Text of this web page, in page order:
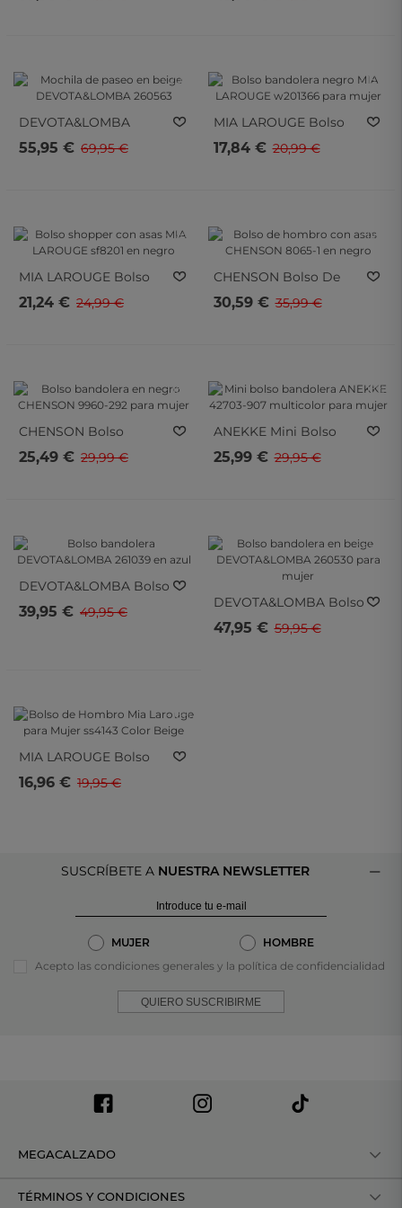
Cremallera
DEVOTA&LOMBA
- 20%
DEVOTA&LOMBA
Mochila De Paseo En
Beige DEVOTA&LOMBA
55,95 € 69,95 €
- 15%
MIA LAROUGE Bolso
Bandolera Negro MIA
LAROUGE W201366
17,84 € 20,99 €
- 15%
MIA LAROUGE Bolso
Shopper Con Asas MIA
LAROUGE Sf8201 En
21,24 € 24,99 €
- 15%
CHENSON Bolso De
Hombro Con Asas
CHENSON 8065-1 En
30,59 € 35,99 €
- 15%
CHENSON Bolso
Bandolera En Negro
CHENSON 9960-292
25,49 € 29,99 €
- 15%
ANEKKE Mini Bolso
Bandolera ANEKKE
42703-907 Multicolor
25,99 € 29,95 €
DEVOTA&LOMBA Bolso
Bandolera
DEVOTA&LOMBA
39,95 € 49,95 €
- 20%
DEVOTA&LOMBA Bolso
Bandolera En Beige
DEVOTA&LOMBA
47,95 € 59,95 €
- 15%
MIA LAROUGE Bolso
De Hombro Mia
Larouge Para Mujer
16,96 € 19,95 €
SUSCRÍBETE A NUESTRA NEWSLETTER
MUJER
HOMBRE
Acepto las condiciones generales y la política de confidencialidad
QUIERO SUSCRIBIRME
MEGACALZADO
TÉRMINOS Y CONDICIONES